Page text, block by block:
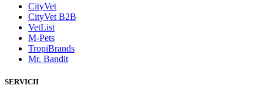
CityVet
CityVet B2B
VetList
M-Pets
TropiBrands
Mr. Bandit
SERVICII